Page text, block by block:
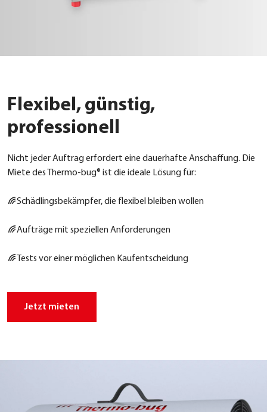
Flexibel, günstig,
professionell
Nicht jeder Auf­trag erfor­dert eine dau­er­haf­te Anschaf­fung. Die
Mie­te des Ther­mo-bug® ist die idea­le Lösung für:
Schäd­lings­be­kämp­fer, die fle­xi­bel blei­ben wol­len
Auf­trä­ge mit spe­zi­el­len Anfor­de­run­gen
Tests vor einer mög­li­chen Kauf­ent­schei­dung
Jetzt mie­ten